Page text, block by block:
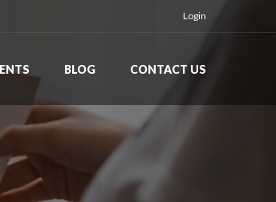
Login
BLOG CONTACT US